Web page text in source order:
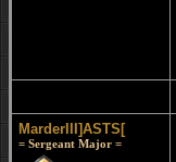
MarderIII]ASTS[
= Sergeant Major =